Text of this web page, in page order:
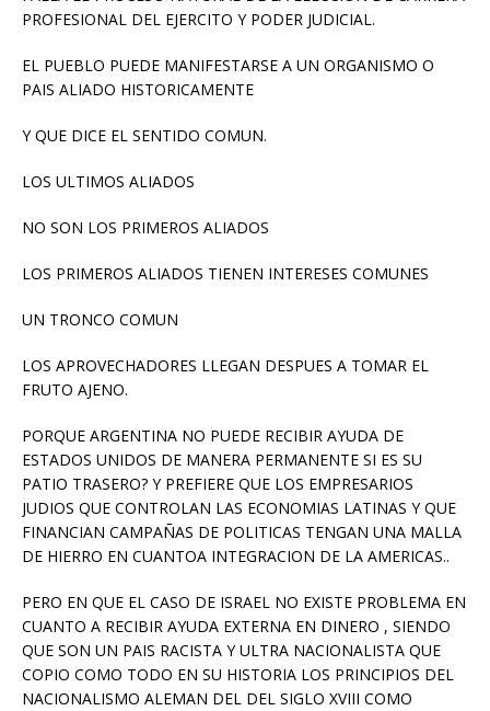
PROFESIONAL DEL EJERCITO Y PODER JUDICIAL.
EL PUEBLO PUEDE MANIFESTARSE A UN ORGANISMO O
PAIS ALIADO HISTORICAMENTE
Y QUE DICE EL SENTIDO COMUN.
LOS ULTIMOS ALIADOS
NO SON LOS PRIMEROS ALIADOS
LOS PRIMEROS ALIADOS TIENEN INTERESES COMUNES
UN TRONCO COMUN
LOS APROVECHADORES LLEGAN DESPUES A TOMAR EL
FRUTO AJENO.
PORQUE ARGENTINA NO PUEDE RECIBIR AYUDA DE
ESTADOS UNIDOS DE MANERA PERMANENTE SI ES SU
PATIO TRASERO? Y PREFIERE QUE LOS EMPRESARIOS
JUDIOS QUE CONTROLAN LAS ECONOMIAS LATINAS Y QUE
FINANCIAN CAMPAÑAS DE POLITICAS TENGAN UNA MALLA
DE HIERRO EN CUANTOA INTEGRACION DE LA AMERICAS..
PERO EN QUE EL CASO DE ISRAEL NO EXISTE PROBLEMA EN
CUANTO A RECIBIR AYUDA EXTERNA EN DINERO , SIENDO
QUE SON UN PAIS RACISTA Y ULTRA NACIONALISTA QUE
COPIO COMO TODO EN SU HISTORIA LOS PRINCIPIOS DEL
NACIONALISMO ALEMAN DEL DEL SIGLO XVIII COMO